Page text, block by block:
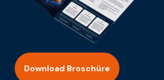
Download Broschüre